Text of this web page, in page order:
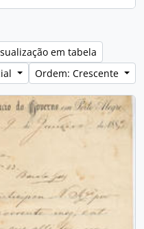
em tabela
Ordem: Crescente